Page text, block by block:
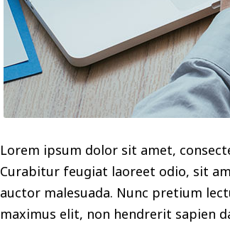
Lorem ipsum dolor sit amet,
Curabitur feugiat laoreet odio, sit
auctor malesuada. Nunc pretium
maximus elit, non hendrerit sapien